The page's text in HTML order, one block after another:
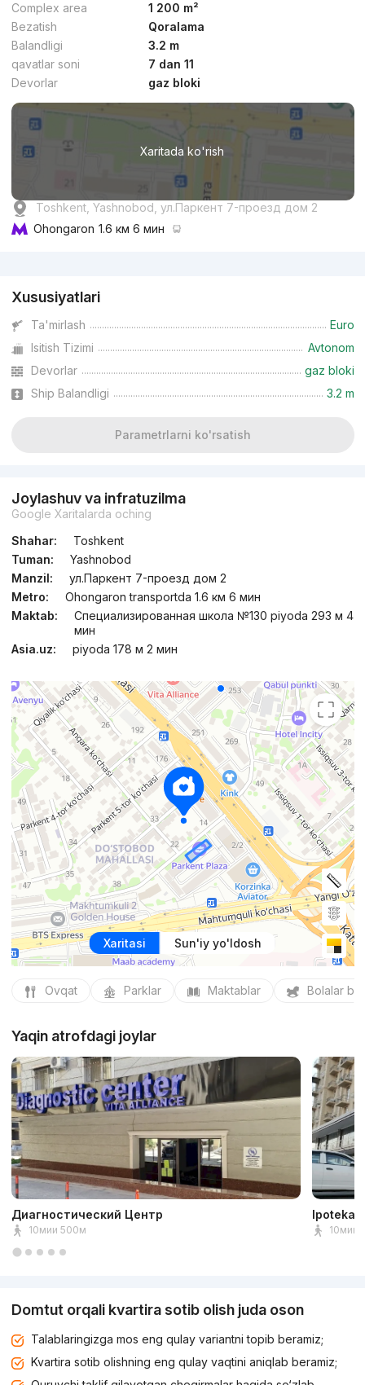
Complex area
1 200 m²
Bezatish
Qoralama
Balandligi
3.2 m
qavatlar soni
7 dan 11
Devorlar
gaz bloki
Xaritada ko'rish
Toshkent, Yashnobod, ул.Паркент 7-проезд дом 2
Ohongaron 1.6 км 6 мин
Xususiyatlari
Ta'mirlash
Euro
Isitish Tizimi
Avtonom
Devorlar
gaz bloki
Ship Balandligi
3.2 m
Parametrlarni ko'rsatish
Joylashuv va infratuzilma
Google Xaritalarda oching
Shahar:
Toshkent
Tuman:
Yashnobod
Manzil:
ул.Паркент 7-проезд дом 2
Metro:
Ohongaron transportda 1.6 км 6 мин
Maktab:
Специализированная школа №130 piyoda 293 м 4
мин
Asia.uz:
piyoda 178 м 2 мин
Xaritasi Sun'iy yo'ldosh
Ovqat Parklar Maktablar Bolalar
Yaqin atrofdagi joylar
Диагностический Центр
10мии 500м
Ipoteka
10мин
Domtut orqali kvartira sotib olish juda oson
Talablaringizga mos eng qulay variantni topib beramiz;
Kvartira sotib olishning eng qulay vaqtini aniqlab beramiz;